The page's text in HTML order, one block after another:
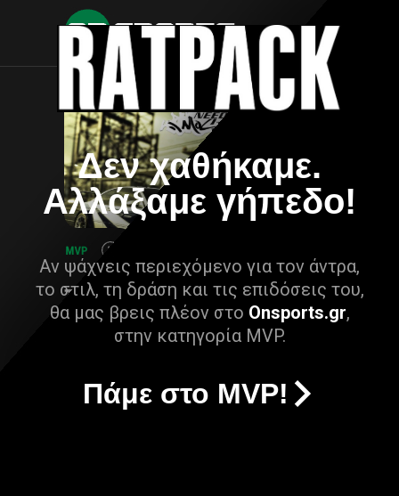
Δεν χαθήκαμε.
Αλλάξαμε γήπεδο!
Αν ψάχνεις περιεχόμενο για τον άντρα,
το στιλ, τη δράση και τις επιδόσεις του,
θα μας βρεις πλέον στο Onsports.gr,
στην κατηγορία MVP.
Πάμε στο MVP!